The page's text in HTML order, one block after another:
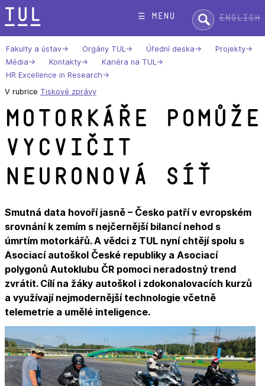
Přeskok
na
text
☰ menu Hledat:English
Fakulty a ústav Orgány TUL Úřední deska
Projekty
Média
Kontakty
Kariéra na TUL
HR Excellence in Research
V rubrice Tiskové zprávy
Motorkáře pomůže
vycvičit
neuronová síť
Smutná data hovoří jasně – Česko patří v evropském
srovnání k zemím s nejčernější bilancí nehod s
úmrtím motorkářů. A vědci z TUL nyní chtějí spolu s
Asociací autoškol České republiky a Asociací
polygonů Autoklubu ČR pomoci neradostný trend
zvrátit. Cílí na žáky autoškol i zdokonalovacích kurzů
a využívají nejmodernější technologie včetně
telemetrie a umělé inteligence.